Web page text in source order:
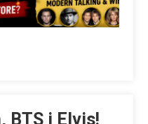
BTS i Elvis!